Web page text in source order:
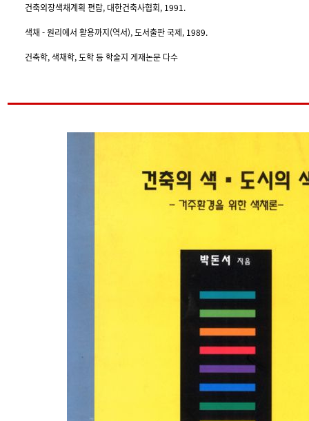
건축외장색채계획 편람, 대한건축사협회, 1991.
색채 - 원리에서 활용까지(역서), 도서출판 국제, 1989.
건축학, 색채학, 도학 등 학술지 게재논문 다수